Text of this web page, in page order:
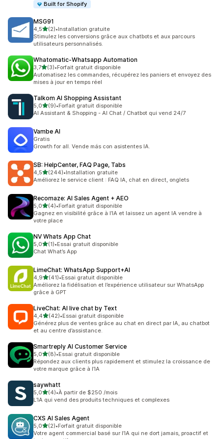
Built for Shopify
MSG91
4,5étoile(s) sur 5
(2)
2 avis au total
•Installation gratuite
Stimulez les conversions grâce aux chatbots et aux parcours
utilisateurs personnalisés.
Whatomatic‑Whatsapp Automation
3,7étoile(s) sur 5
(3)
3 avis au total
•Forfait gratuit disponible
Automatisez les commandes, récupérez les paniers et envoyez des
mises à jour en temps réel
Talkom AI Shopping Assistant
5,0étoile(s) sur 5
(9)
9 avis au total
•Forfait gratuit disponible
AI Assistant & Shopping - AI Chat / Chatbot qui vend 24/7
Vambe AI
Gratis
Growth for all. Vende más con asistentes IA.
SB: HelpCenter, FAQ Page, Tabs
4,5étoile(s) sur 5
(244)
244 avis au total
•Installation gratuite
Améliorez le service client : FAQ IA, chat en direct, onglets
Recomaze: AI Sales Agent + AEO
5,0étoile(s) sur 5
(4)
4 avis au total
•Forfait gratuit disponible
Gagnez en visibilité grâce à l’IA et laissez un agent IA vendre à
votre place
NV Whats App Chat
5,0étoile(s) sur 5
(1)
1 avis au total
•Essai gratuit disponible
Chat What’s App
LimeChat: WhatsApp Support+AI
4,9étoile(s) sur 5
(41)
41 avis au total
•Essai gratuit disponible
Améliorez la fidélisation et l’expérience utilisateur sur WhatsApp
grâce à GPT
LiveChat: AI live chat by Text
4,4étoile(s) sur 5
(42)
42 avis au total
•Essai gratuit disponible
Générez plus de ventes grâce au chat en direct par IA, au chatbot
et au centre d’assistance.
Smartreply AI Customer Service
5,0étoile(s) sur 5
(8)
8 avis au total
•Essai gratuit disponible
Répondez aux clients plus rapidement et stimulez la croissance de
votre marque grâce à l’IA
saywhatt
5,0étoile(s) sur 5
(4)
4 avis au total
•À partir de $250 /mois
L’IA qui vend des produits techniques et complexes
CXS AI Sales Agent
5,0étoile(s) sur 5
(2)
2 avis au total
•Forfait gratuit disponible
Votre agent commercial basé sur l’IA qui ne dort jamais, proactif et